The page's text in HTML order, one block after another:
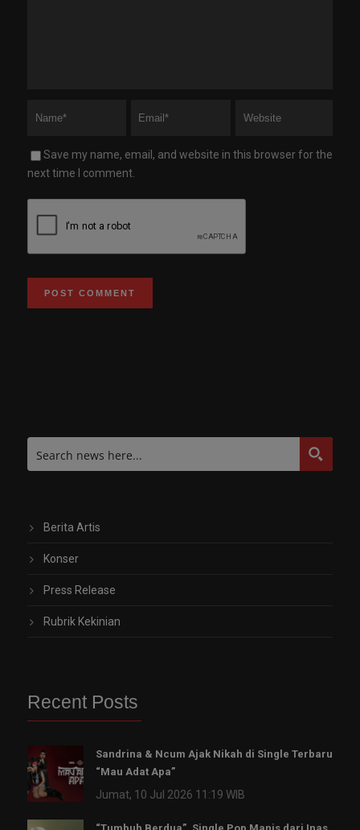
Save my name, email, and website in this browser for the
next time I comment.
Berita Artis
Konser
Press Release
Rubrik Kekinian
Recent Posts
Sandrina & Ncum Ajak Nikah di Single Terbaru
“Mau Adat Apa”
Jumat, 10 Jul 2026 11:19 WIB